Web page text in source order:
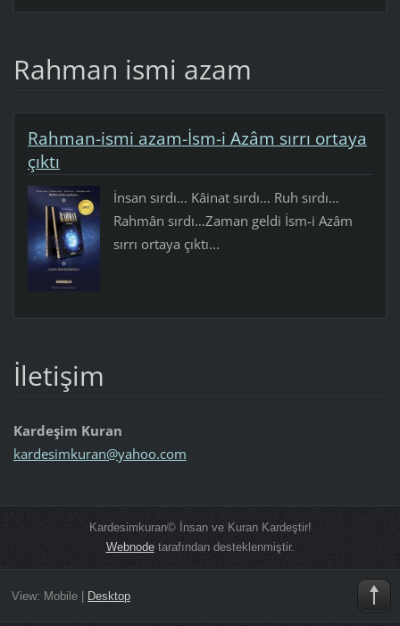
Rahman ismi azam
Rahman-ismi azam-İsm-i Azâm sırrı ortaya
çıktı
İnsan sırdı… Kâinat sırdı… Ruh sırdı…
Rahmân sırdı…Zaman geldi İsm-i Azâm
sırrı ortaya çıktı...
İletişim
Kardeşim Kuran
kardesimkuran@yahoo.com
Kardesimkuran© İnsan ve Kuran Kardeştir!
Webnodetarafından desteklenmiştir.
View: Mobile| Desktop